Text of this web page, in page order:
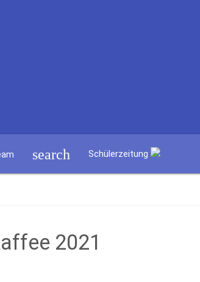
search Schülerzeitung
2021